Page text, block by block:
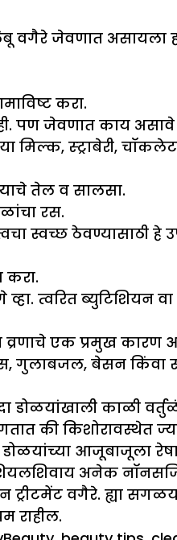
वगैरे जेवणात असायला
करा.
पण जेवणात काय
मिल्क, स्ट्राबेरी,
तेल व सालसा.
रस.
स्वच्छ ठेवण्यासाठी हे
करा.
त्वरित ब्युटिशियन वा
व्रणाचे एक प्रमुख कारण
बेसन किंवा
डोळयांखाली काळी
की किशोरावस्थेत
आजूबाजूला
अनेक
ट्रीटमेंट वगैरे. ह्या
राहील.